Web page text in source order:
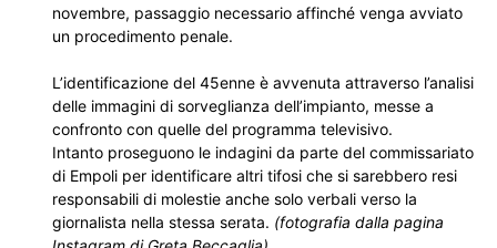
novembre, passaggio necessario affinché venga avviato
un procedimento penale.
L’identificazione del 45enne è avvenuta attraverso l’analisi
delle immagini di sorveglianza dell’impianto, messe a
confronto con quelle del programma televisivo.
Intanto proseguono le indagini da parte del commissariato
di Empoli per identificare altri tifosi che si sarebbero resi
responsabili di molestie anche solo verbali verso la
giornalista nella stessa serata. (fotografia dalla pagina